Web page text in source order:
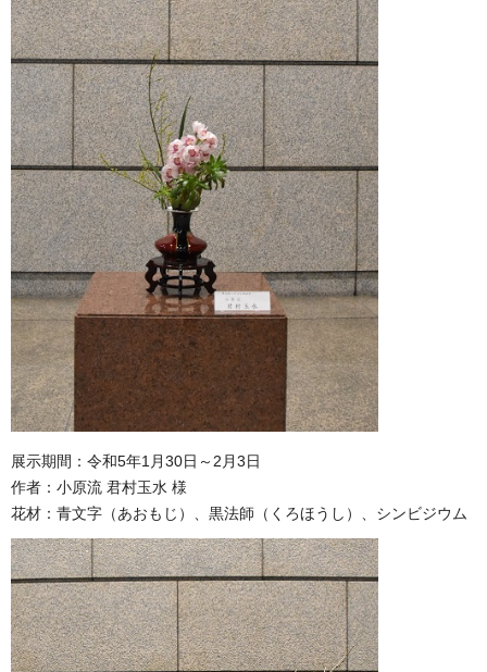
展示期間：令和5年1月30日～2月3日
作者：小原流 君村玉水 様
花材：青文字（あおもじ）、黒法師（くろほうし）、シンビジウム